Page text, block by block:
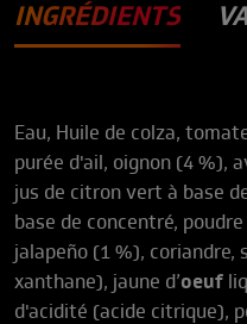
INGRÉDIENTS
Eau, Huile de colza,
purée d'ail, oignon (4 %),
jus de citron vert à base
base de concentré,
jalapeño (1 %), coriandre,
xanthane), jaune d’oeuf
d'acidité (acide citrique),